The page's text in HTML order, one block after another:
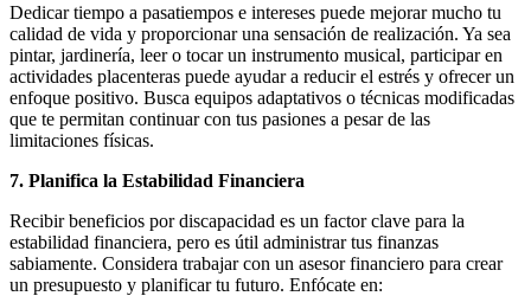
Dedicar tiempo a pasatiempos e intereses puede mejorar mucho tu
calidad de vida y proporcionar una sensación de realización. Ya sea
pintar, jardinería, leer o tocar un instrumento musical, participar en
actividades placenteras puede ayudar a reducir el estrés y ofrecer un
enfoque positivo. Busca equipos adaptativos o técnicas modificadas
que te permitan continuar con tus pasiones a pesar de las
limitaciones físicas.
7. Planifica la Estabilidad Financiera
Recibir beneficios por discapacidad es un factor clave para la
estabilidad financiera, pero es útil administrar tus finanzas
sabiamente. Considera trabajar con un asesor financiero para crear
un presupuesto y planificar tu futuro. Enfócate en: